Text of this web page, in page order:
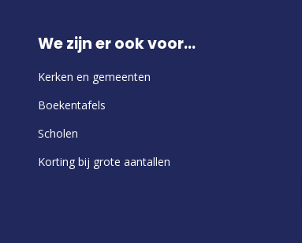
We zijn er ook voor...
Kerken en gemeenten
Boekentafels
Scholen
Korting bij grote aantallen